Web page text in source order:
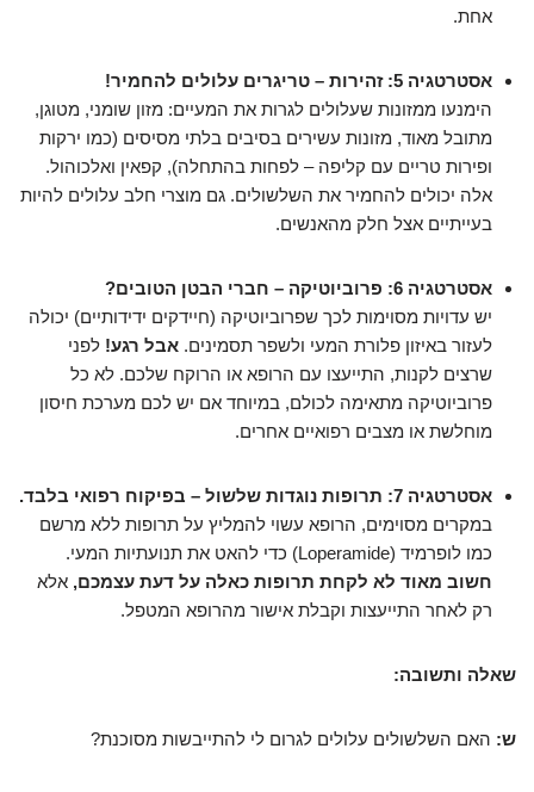
אחת.
אסטרטגיה 5: זהירות – טריגרים עלולים להחמיר!
הימנעו ממזונות שעלולים לגרות את המעיים: מזון שומני, מטוגן,
מתובל מאוד, מזונות עשירים בסיבים בלתי מסיסים (כמו ירקות
ופירות טריים עם קליפה – לפחות בהתחלה), קפאין ואלכוהול.
אלה יכולים להחמיר את השלשולים. גם מוצרי חלב עלולים להיות
בעייתיים אצל חלק מהאנשים.
אסטרטגיה 6: פרוביוטיקה – חברי הבטן הטובים?
יש עדויות מסוימות לכך שפרוביוטיקה (חיידקים ידידותיים) יכולה
לעזור באיזון פלורת המעי ולשפר תסמינים. אבל רגע! לפני
שרצים לקנות, התייעצו עם הרופא או הרוקח שלכם. לא כל
פרוביוטיקה מתאימה לכולם, במיוחד אם יש לכם מערכת חיסון
מוחלשת או מצבים רפואיים אחרים.
אסטרטגיה 7: תרופות נוגדות שלשול – בפיקוח רפואי בלבד.
במקרים מסוימים, הרופא עשוי להמליץ על תרופות ללא מרשם
כמו לופרמיד (Loperamide) כדי להאט את תנועתיות המעי.
חשוב מאוד לא לקחת תרופות כאלה על דעת עצמכם, אלא
רק לאחר התייעצות וקבלת אישור מהרופא המטפל.
שאלה ותשובה:
ש: האם השלשולים עלולים לגרום לי להתייבשות מסוכנת?